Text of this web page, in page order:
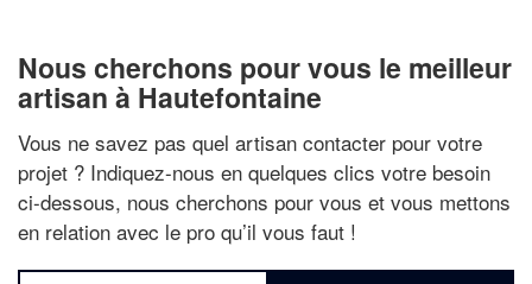
Nous cherchons pour vous le meilleur
artisan à Hautefontaine
Vous ne savez pas quel artisan contacter pour votre
projet ? Indiquez-nous en quelques clics votre besoin
ci-dessous, nous cherchons pour vous et vous mettons
en relation avec le pro qu’il vous faut !